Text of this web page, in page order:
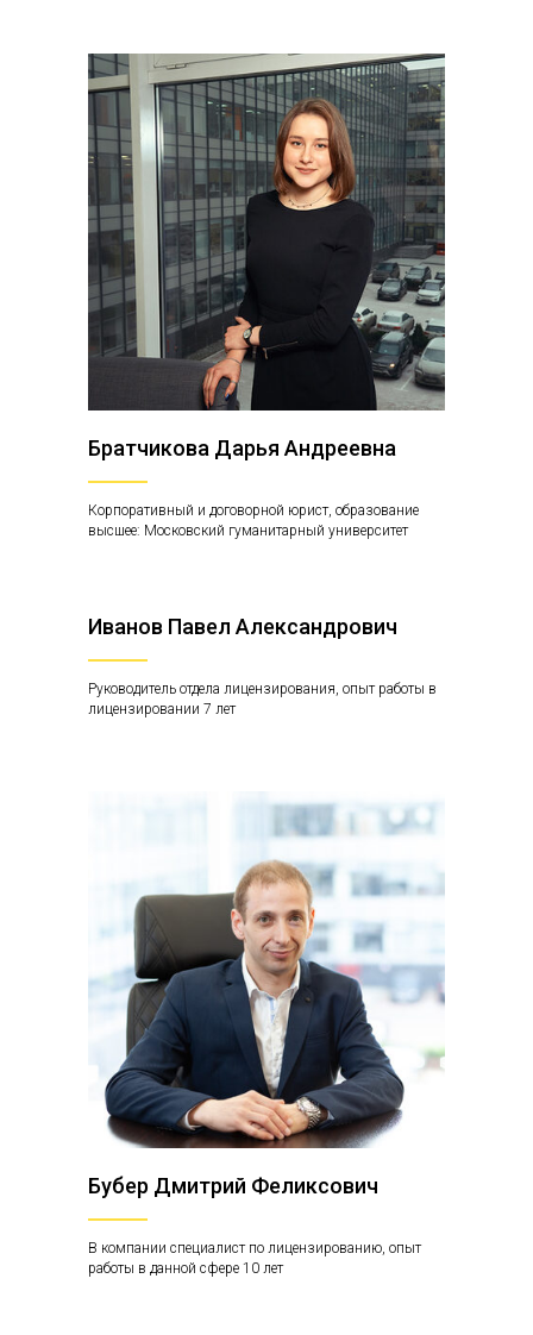
Братчикова Дарья Андреевна
Корпоративный и договорной юрист, образование
высшее: Московский гуманитарный университет
Иванов Павел Александрович
Руководитель отдела лицензирования, опыт работы в
лицензировании 7 лет
Бубер Дмитрий Феликсович
В компании специалист по лицензированию, опыт
работы в данной сфере 10 лет